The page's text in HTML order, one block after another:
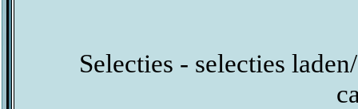
Selecties - selecties